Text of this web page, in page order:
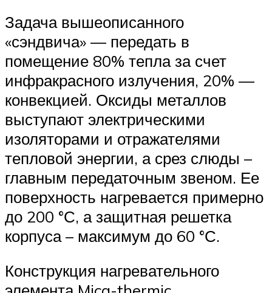
Задача вышеописанного
«сэндвича» — передать в
помещение 80% тепла за счет
инфракрасного излучения, 20% —
конвекцией. Оксиды металлов
выступают электрическими
изоляторами и отражателями
тепловой энергии, а срез слюды –
главным передаточным звеном. Ее
поверхность нагревается примерно
до 200 °С, а защитная решетка
корпуса – максимум до 60 °С.
Конструкция нагревательного